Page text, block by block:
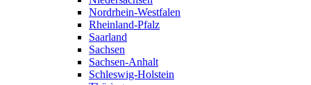
Nordrhein-Westfalen
Rheinland-Pfalz
Saarland
Sachsen
Sachsen-Anhalt
Schleswig-Holstein